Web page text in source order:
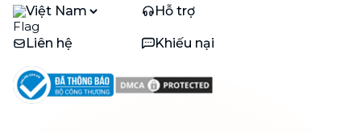
Việt Nam Hỗ trợ
Liên hệ Khiếu nại